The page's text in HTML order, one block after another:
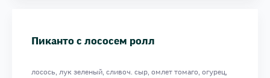
Пиканто с лососем ролл
лосось, лук зеленый, сливоч. сыр, омлет томаго, огурец,